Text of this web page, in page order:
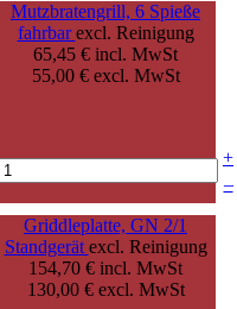
Mutzbratengrill, 6 Spieße
fahrbarexcl. Reinigung
65,45 € incl. MwSt
55,00 € excl. MwSt
+
–
Griddleplatte, GN 2/1
Standgerät excl. Reinigung
154,70 € incl. MwSt
130,00 € excl. MwSt